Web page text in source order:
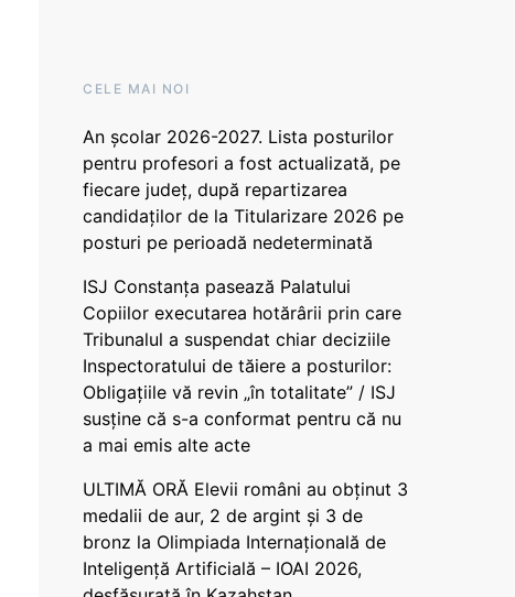
CELE MAI NOI
An școlar 2026-2027. Lista posturilor
pentru profesori a fost actualizată, pe
fiecare județ, după repartizarea
candidaților de la Titularizare 2026 pe
posturi pe perioadă nedeterminată
ISJ Constanța pasează Palatului
Copiilor executarea hotărârii prin care
Tribunalul a suspendat chiar deciziile
Inspectoratului de tăiere a posturilor:
Obligațiile vă revin „în totalitate” / ISJ
susține că s-a conformat pentru că nu
a mai emis alte acte
ULTIMĂ ORĂ Elevii români au obținut 3
medalii de aur, 2 de argint și 3 de
bronz la Olimpiada Internațională de
Inteligență Artificială – IOAI 2026,